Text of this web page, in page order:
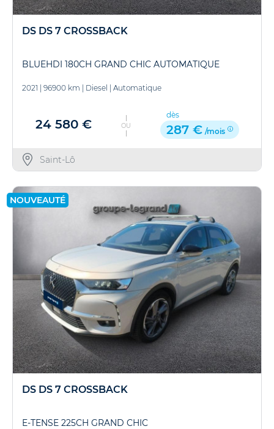
DS DS 7 CROSSBACK
BLUEHDI 180CH GRAND CHIC AUTOMATIQUE
2021 | 96900 km | Diesel | Automatique
24 580 € OU
dès
287 € /mois
Saint-Lô
NOUVEAUTÉ
DS DS 7 CROSSBACK
E-TENSE 225CH GRAND CHIC